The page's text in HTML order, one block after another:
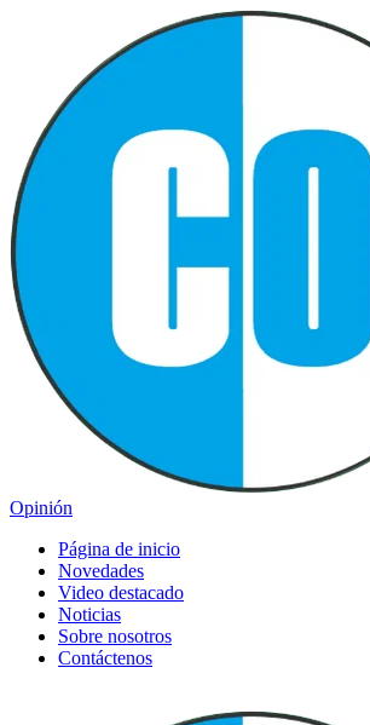
Opinión
Página de inicio
Novedades
Video destacado
Noticias
Sobre nosotros
Contáctenos